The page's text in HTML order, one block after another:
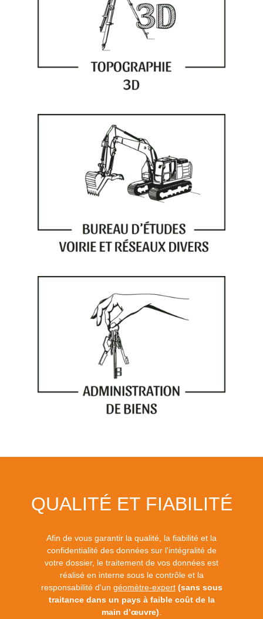
QUALITÉ ET FIABILITÉ
Afin de vous garantir la qualité, la fiabilité et la
confidentialité des données sur l'intégralité de
votre dossier, le traitement de vos données est
réalisé en interne sous le contrôle et la
responsabilité d'un géomètre-expert (sans sous
traitance dans un pays à faible coût de la
main d’œuvre)